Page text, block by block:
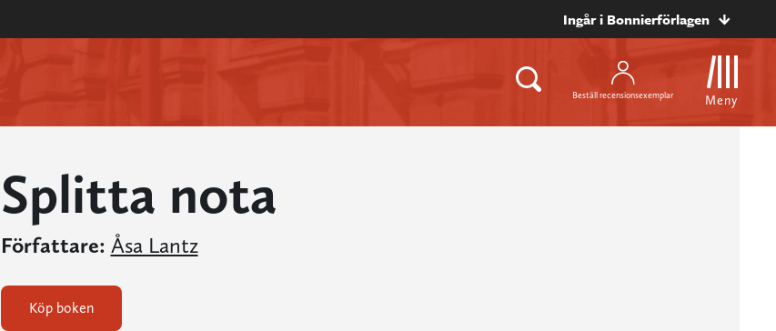
Ingår i Bonnierförlagen
Beställ recensionsexemplar Meny
Splitta nota
Författare: Åsa Lantz
Köp boken